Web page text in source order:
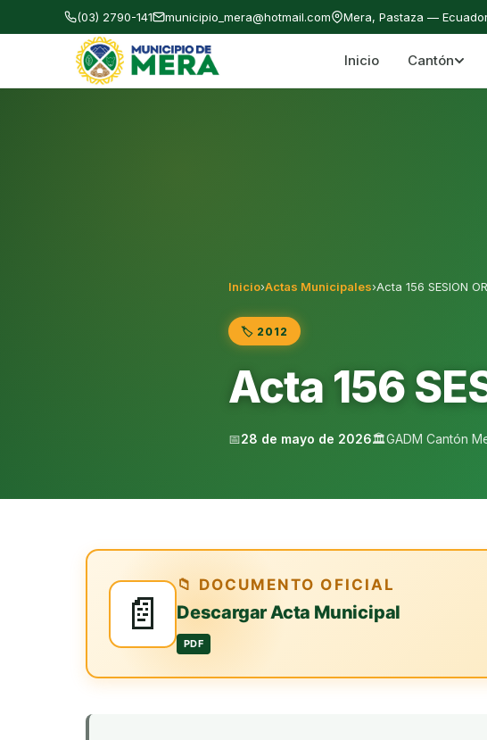
(03) 2790-141 municipio_mera@hotmail.com Mera, Pastaza —
Gobierno Autónomo Descentralizado Municipal del Cantón
Inicio Cantón
Inicio›Actas Municipales›Acta 156 SESION
🏷️ 2012
Acta 156
📅28 de mayo de 2026🏛️GADM Cantón
📄
📁 DOCUMENTO OFICIAL
Descargar Acta Municipal
PDF